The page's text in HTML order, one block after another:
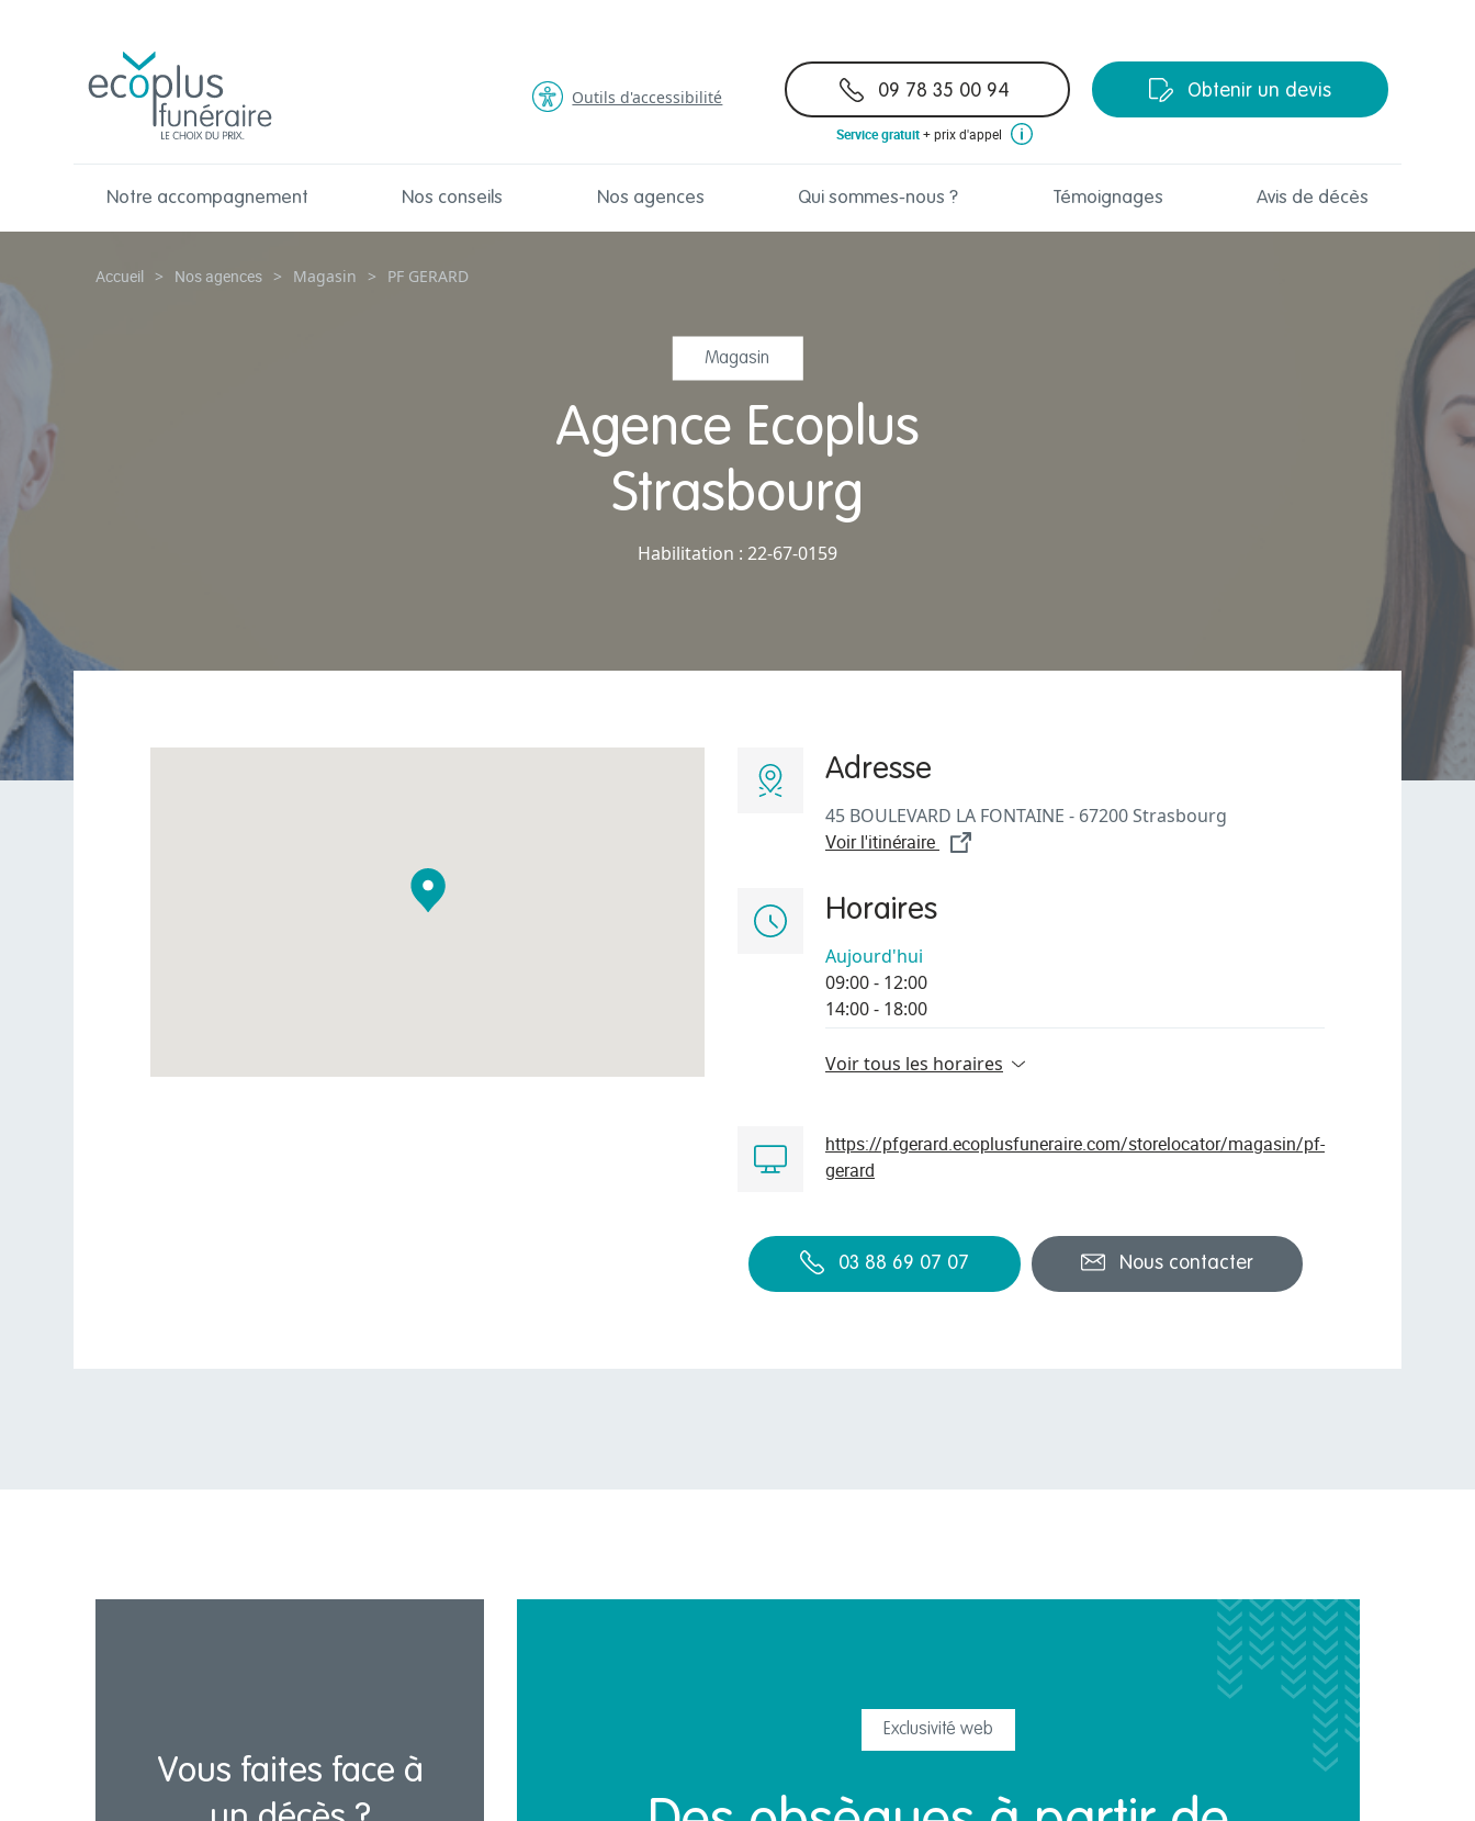
Outils d'accessibilité 09 78 35 00 94
Service gratuit+ prix d'appel
Obtenir un devis
Notre accompagnement Nos conseils Nos agences Qui sommes-nous ? Témoignages Avis de décès
Magasin
Agence Ecoplus
Strasbourg
Habilitation : 22-67-0159
Adresse
45 BOULEVARD LA FONTAINE - 67200 Strasbourg
Voir l'itinéraire
Horaires
Aujourd'hui
09:00 - 12:00
14:00 - 18:00
Voir tous les horaires
14:00 - 18:00
Mercredi
09:00 - 12:00
14:00 - 18:00
https://pfgerard.ecoplusfuneraire.com/storelocator/magasin/pf-
gerard
Nous contacter
03 88 69 07 07
Vous faites face à
Exclusivité web
Accueil > Nos agences > Magasin > PF GERARD